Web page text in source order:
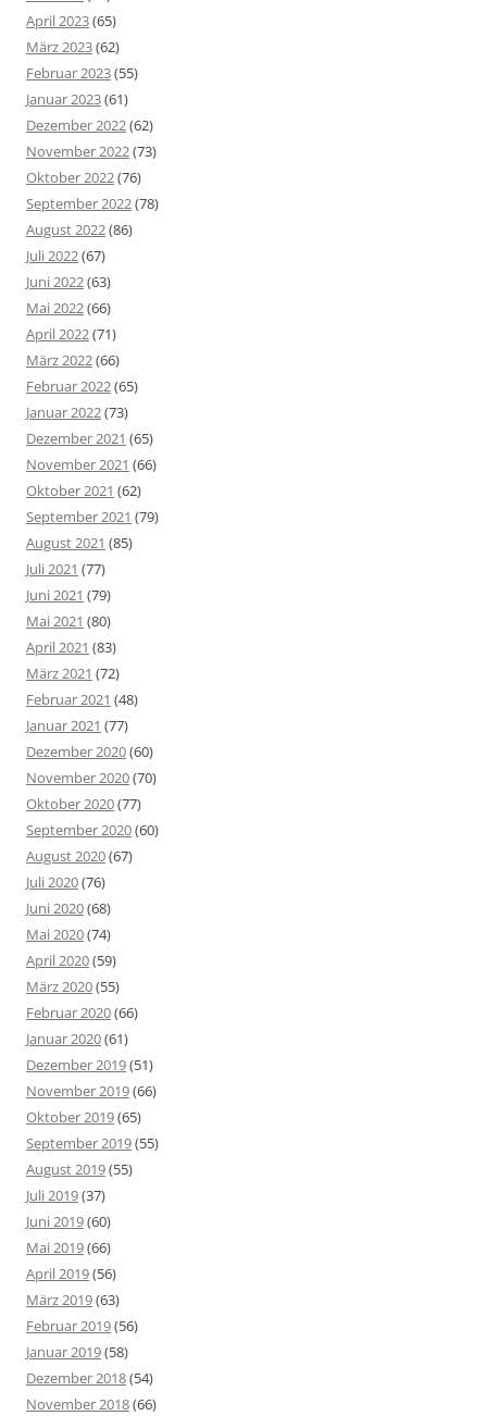
April 2023(65)
März 2023(62)
Februar 2023(55)
Januar 2023(61)
Dezember 2022(62)
November 2022(73)
Oktober 2022(76)
September 2022(78)
August 2022(86)
Juli 2022(67)
Juni 2022(63)
Mai 2022(66)
April 2022(71)
März 2022(66)
Februar 2022(65)
Januar 2022(73)
Dezember 2021 (65)
November 2021 (66)
Oktober 2021 (62)
September 2021 (79)
August 2021 (85)
Juli 2021 (77)
Juni 2021 (79)
Mai 2021 (80)
April 2021 (83)
März 2021 (72)
Februar 2021 (48)
Januar 2021 (77)
Dezember 2020(60)
November 2020(70)
Oktober 2020(77)
September 2020(60)
August 2020(67)
Juli 2020(76)
Juni 2020(68)
Mai 2020(74)
April 2020(59)
März 2020(55)
Februar 2020(66)
Januar 2020(61)
Dezember 2019(51)
November 2019(66)
Oktober 2019(65)
September 2019(55)
August 2019(55)
Juli 2019(37)
Juni 2019(60)
Mai 2019(66)
April 2019(56)
März 2019(63)
Februar 2019(56)
Januar 2019(58)
Dezember 2018(54)
November 2018(66)